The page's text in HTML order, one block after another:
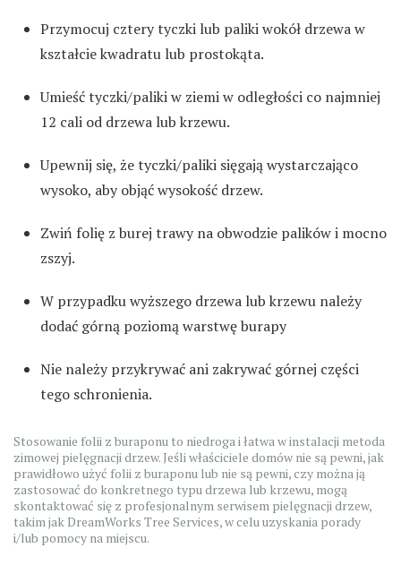
Przymocuj cztery tyczki lub paliki wokół drzewa w
kształcie kwadratu lub prostokąta.
Umieść tyczki/paliki w ziemi w odległości co najmniej
12 cali od drzewa lub krzewu.
Upewnij się, że tyczki/paliki sięgają wystarczająco
wysoko, aby objąć wysokość drzew.
Zwiń folię z burej trawy na obwodzie palików i mocno
zszyj.
W przypadku wyższego drzewa lub krzewu należy
dodać górną poziomą warstwę burapy
Nie należy przykrywać ani zakrywać górnej części
tego schronienia.
Stosowanie folii z buraponu to niedroga i łatwa w instalacji metoda
zimowej pielęgnacji drzew. Jeśli właściciele domów nie są pewni, jak
prawidłowo użyć folii z buraponu lub nie są pewni, czy można ją
zastosować do konkretnego typu drzewa lub krzewu, mogą
skontaktować się z profesjonalnym serwisem pielęgnacji drzew,
takim jak DreamWorks Tree Services, w celu uzyskania porady
i/lub pomocy na miejscu.